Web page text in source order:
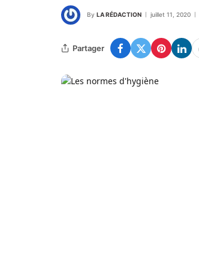
By LA RÉDACTION juillet 11, 2020
Partager